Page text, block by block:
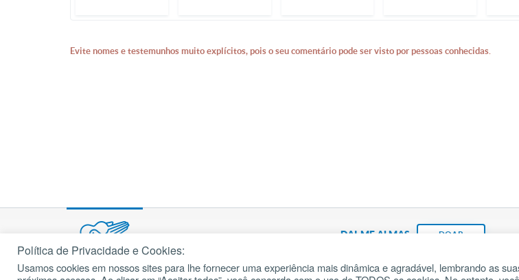
Evite nomes e testemunhos muito explícitos, pois o seu comentário pode ser visto por pessoas conhecidas.
DAI-ME ALMAS DOAR
cancaonova.com© 2002 – 2026
Política de Privacidade e Cookies:
Usamos cookies em nossos sites para lhe fornecer uma experiência mais dinâmica e agradável, lembrando as